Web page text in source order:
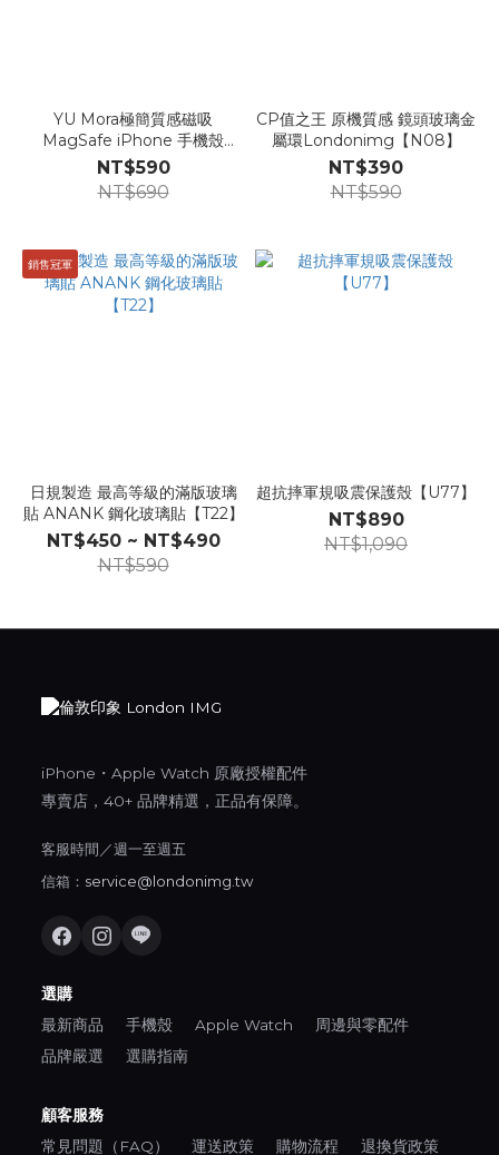
YU Mora極簡質感磁吸
MagSafe iPhone 手機殼
【T64】
NT$590
NT$690
CP值之王 原機質感 鏡頭玻璃金
屬環Londonimg【N08】
NT$390
NT$590
銷售冠軍
日規製造 最高等級的滿版玻璃
貼 ANANK 鋼化玻璃貼【T22】
NT$450 ~ NT$490
NT$590
超抗摔軍規吸震保護殼【U77】
NT$890
NT$1,090
iPhone・Apple Watch 原廠授權配件
專賣店，40+ 品牌精選，正品有保障。
客服時間／週一至週五
信箱： service@londonimg.tw
選購
最新商品 手機殼 Apple Watch
周邊與零配件
品牌嚴選
選購指南
顧客服務
常見問題（FAQ） 運送政策 購物流程 退換貨政策